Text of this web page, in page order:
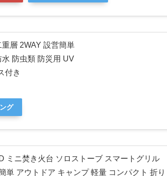
層 2WAY 設営簡単
防虫類 防災用 UV
付き
グ
ミニ焚き火台 ソロストーブ スマートグリル
単 アウトドア キャンプ 軽量 コンパクト 折り